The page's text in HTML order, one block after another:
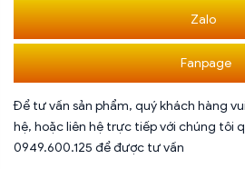
Zalo
Fanpage
Để tư vấn sản phẩm, quý khách hàng
hệ, hoặc liên hệ trực tiếp với chúng tôi
0949.600.125 để được tư vấn